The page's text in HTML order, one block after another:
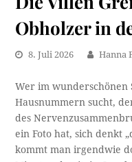
Obholzer in
8. Juli 2026 Hanna
Wer im wunderschönen
Hausnummern sucht,
des
ein Foto hat, sich denkt
kommt man irgendwie